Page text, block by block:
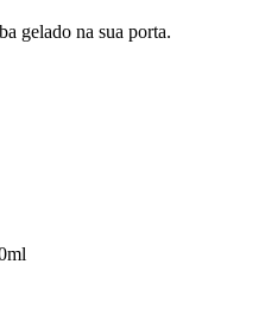
gelado na sua porta.